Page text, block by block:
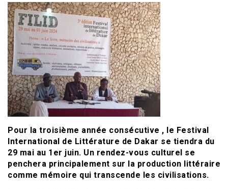
Pour la troisième année consécutive , le Festival
International de Littérature de Dakar se tiendra du
29 mai au 1er juin. Un rendez-vous culturel se
penchera principalement sur la production littéraire
comme mémoire qui transcende les civilisations.